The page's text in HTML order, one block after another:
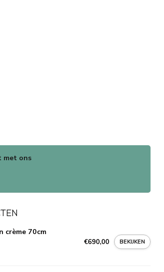
met ons
crème 70cm
€690,00 BEKIJKEN